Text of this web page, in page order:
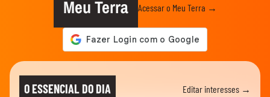
Meu Terra Acessar o Meu Terra →
O ESSENCIAL DO DIA Editar interesses →